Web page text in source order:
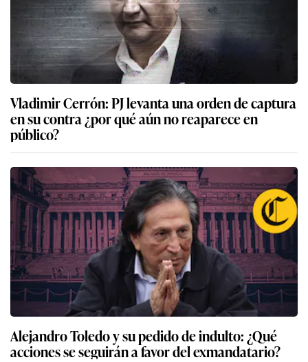
Vladimir Cerrón: PJ levanta una orden de captura
en su contra ¿por qué aún no reaparece en
público?
Alejandro Toledo y su pedido de indulto: ¿Qué
acciones se seguirán a favor del exmandatario?